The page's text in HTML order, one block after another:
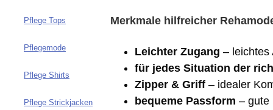
Pflege Tops
Pflegemode
Pflege Shirts
Pflege Strickjacken
Merkmale hilfreicher
Leichter Zugang – leichtes
für jedes Situation der
Zipper & Griff – idealer
bequeme Passform – gute